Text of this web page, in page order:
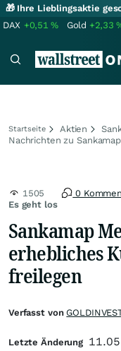
🎁 Ihre Lieblingsaktie
DAX +0,51% Gold +2,33
Startseite Aktien
Nachrichten zu
Es geht los
1505 0
Sankamap
erhebliches
freilegen
Verfasst von
Letzte Änderung